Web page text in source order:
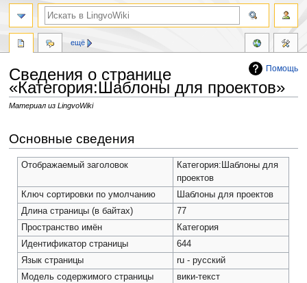
Помощь
Сведения о странице
«Категория:Шаблоны для проектов»
Материал из LingvoWiki
ккОсновные сведения
Отображаемый заголовок
Категория:Шаблоны для
проектов
Ключ сортировки по умолчанию
Шаблоны для проектов
Длина страницы (в байтах)
77
Пространство имён
Категория
Идентификатор страницы
644
Язык страницы
ru - русский
Модель содержимого страницы
вики-текст
ещё